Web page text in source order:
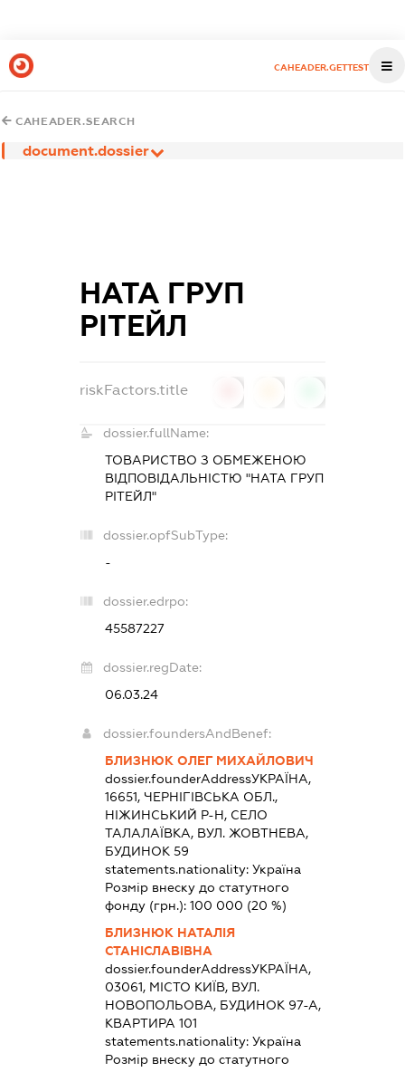
CAHEADER.GETTEST
CAHEADER.SEARCH
document.dossier
НАТА ГРУП
РІТЕЙЛ
riskFactors.title
dossier.fullName:
ТОВАРИСТВО З ОБМЕЖЕНОЮ
ВІДПОВІДАЛЬНІСТЮ "НАТА ГРУП
РІТЕЙЛ"
dossier.opfSubType:
-
dossier.edrpo:
45587227
dossier.regDate:
06.03.24
dossier.foundersAndBenef:
БЛИЗНЮК ОЛЕГ МИХАЙЛОВИЧ
dossier.founderAddressУКРАЇНА,
16651, ЧЕРНІГІВСЬКА ОБЛ.,
НІЖИНСЬКИЙ Р-Н, СЕЛО
ТАЛАЛАЇВКА, ВУЛ. ЖОВТНЕВА,
БУДИНОК 59
statements.nationality:Україна
Розмір внеску до статутного
фонду (грн.):100 000 (20 %)
БЛИЗНЮК НАТАЛІЯ
СТАНІСЛАВІВНА
dossier.founderAddressУКРАЇНА,
03061, МІСТО КИЇВ, ВУЛ.
НОВОПОЛЬОВА, БУДИНОК 97-А,
КВАРТИРА 101
statements.nationality:Україна
Розмір внеску до статутного